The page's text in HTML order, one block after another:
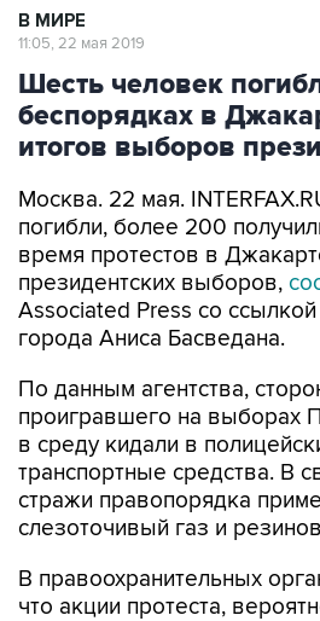
В МИРЕ
11:05, 22 мая 2019
Шесть человек
беспорядках в
итогов выборов
Москва. 22 мая.
погибли, более 200
время протестов в
президентских выборов,
Associated Press со
города Аниса Басведана.
По данным агентства,
проигравшего на выборах
в среду кидали в
транспортные средства. В
стражи правопорядка
слезоточивый газ и
В правоохранительных
что акции протеста,